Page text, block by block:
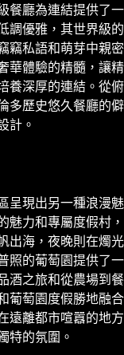
餐廳為連結提供了一
調優雅，其世界級的
竊私語和萌芽中親密
華體驗的精髓，讓精
養深厚的連結。從俯
多歷史悠久餐廳的僻
計。
呈現出另一種浪漫魅
魅力和專屬度假村，
出海，夜晚則在燭光
照的葡萄園提供了一
酒之旅和從農場到餐
葡萄園度假勝地融合
遠離都市喧囂的地方
特的氛圍。